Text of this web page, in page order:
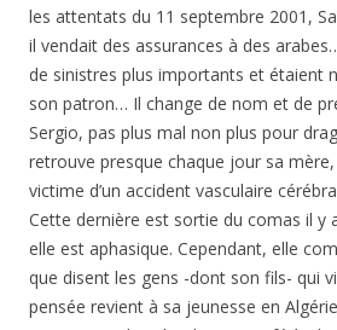
les attentats du 11 septembre 2001,
il vendait des assurances à des
de sinistres plus importants et étaient
son patron… Il change de nom et de
Sergio, pas plus mal non plus pour
retrouve presque chaque jour sa
victime d’un accident vasculaire
Cette dernière est sortie du comas il y
elle est aphasique. Cependant, elle
que disent les gens -dont son fils- qui
pensée revient à sa jeunesse en